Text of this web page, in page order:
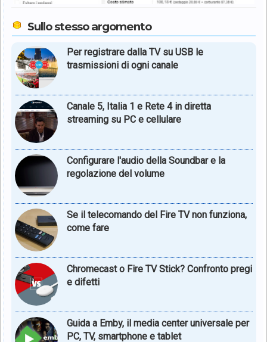
Sullo stesso argomento
Per registrare dalla TV su USB le
trasmissioni di ogni canale
Canale 5, Italia 1 e Rete 4 in diretta
streaming su PC e cellulare
Configurare l'audio della Soundbar e la
regolazione del volume
Se il telecomando del Fire TV non funziona,
come fare
Chromecast o Fire TV Stick? Confronto pregi
e difetti
Guida a Emby, il media center universale per
PC, TV, smartphone e tablet